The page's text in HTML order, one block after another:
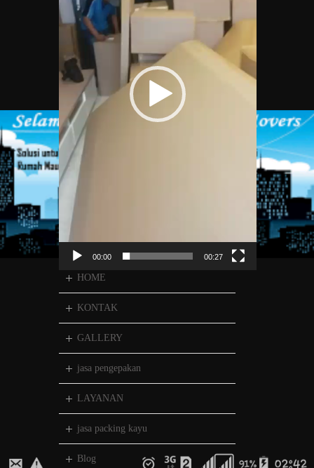
00:00 00:27
HOME
KONTAK
GALLERY
jasa pengepakan
LAYANAN
jasa packing kayu
Blog